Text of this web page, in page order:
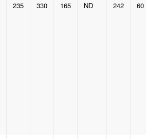
235 330 165 ND 242 60